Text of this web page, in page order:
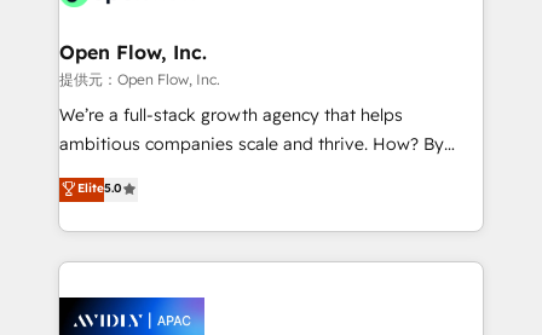
and Stockholm Elixir is a first mover and leader
when it comes to HubSpot sales and service
implementations, highly renowned for our business
acumen, process (re-)design experience and a
integrate HubSpot with complex solutions like SAP,
MicroSoft, custom solutions,... Our company also has
execution, CPQ, customer portals and HubSpot CMS
Open Flow, Inc.
提供元：Open Flow, Inc.
We’re a full-stack growth agency that helps
ambitious companies scale and thrive. How? By
upgrading and streamlining every single revenue-
generating aspect of your business. We’re proud
HubSpot Elite Solutions Partners and devout CRM
nerds who can harness HubSpot’s custom digital
experience. Working hand-in-hand with your team,
Elite5.0